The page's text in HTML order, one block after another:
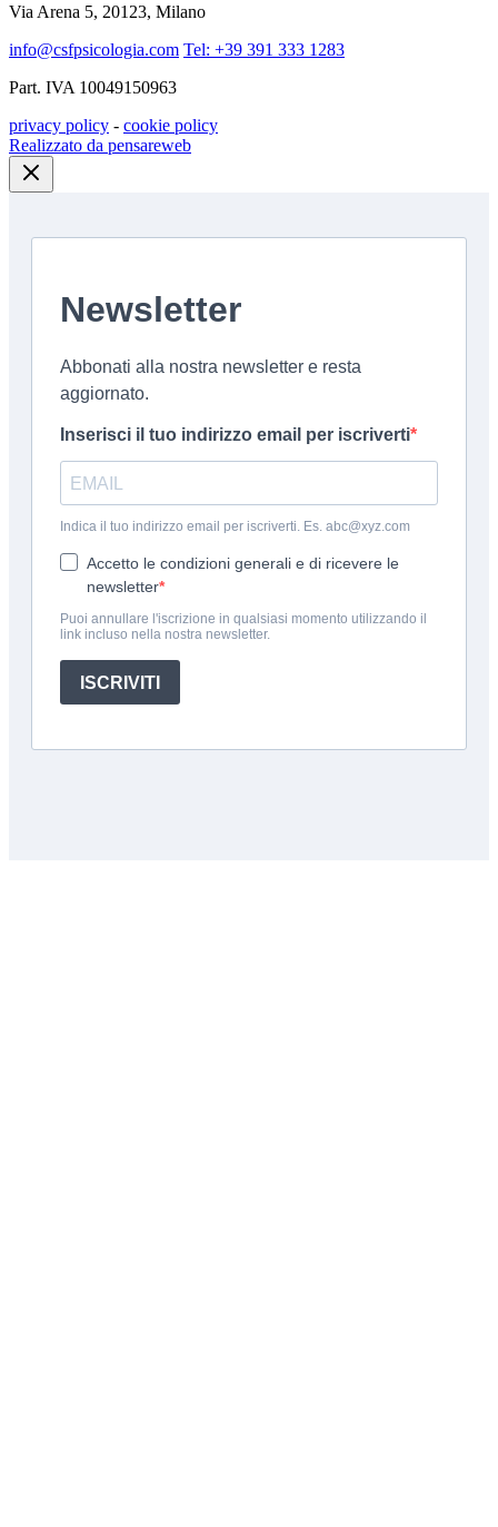
Via Arena 5, 20123, Milano
info@csfpsicologia.com Tel: +39 391 333 1283
Part. IVA 10049150963
privacy policy - cookie policy
Realizzato da pensareweb